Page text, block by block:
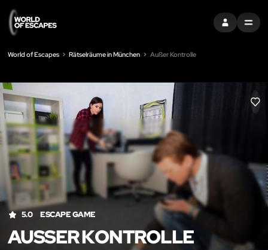
EINTRAGEN
MENU
World of Escapes Rätselräume in München Außer Kontrolle
LIKE
5.0 ESCAPE GAME
AUSSER KONTROLLE